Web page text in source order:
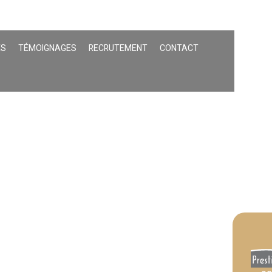
TÉMOIGNAGES RECRUTEMENT
CONTACT